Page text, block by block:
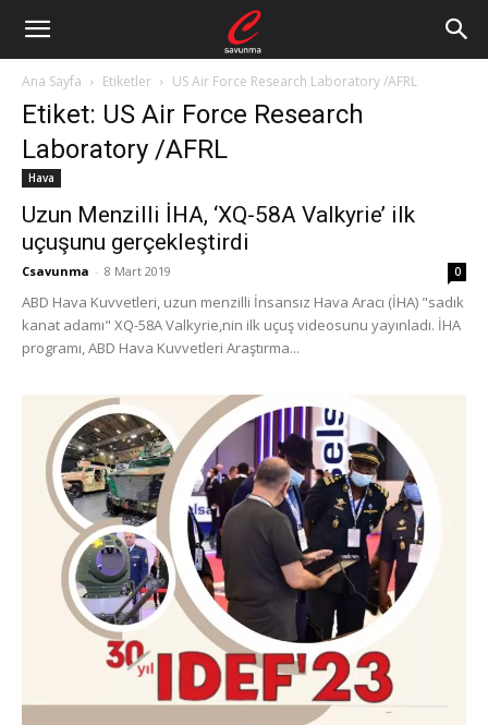
Ana Sayfa Etiketler US Air Force Research Laboratory /AFRL
Etiket: US Air Force Research
Laboratory /AFRL
Hava
Uzun Menzilli İHA, ‘XQ-58A Valkyrie’ ilk
uçuşunu gerçekleştirdi
Csavunma - 8 Mart 2019 0
ABD Hava Kuvvetleri, uzun menzilli İnsansız Hava Aracı (İHA) "sadık
kanat adamı" XQ-58A Valkyrie,nin ilk uçuş videosunu yayınladı. İHA
programı, ABD Hava Kuvvetleri Araştırma...